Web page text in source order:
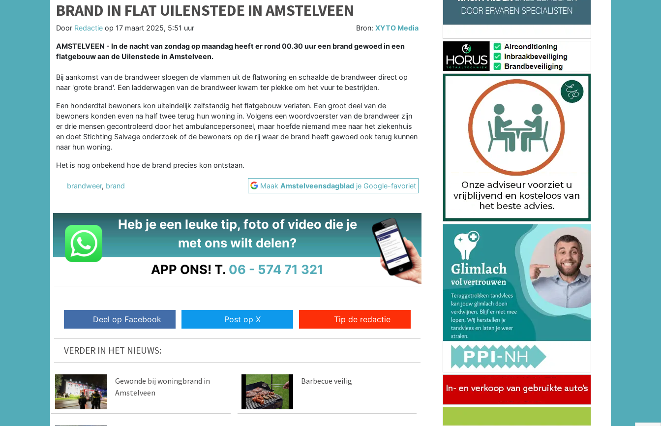
BRAND IN FLAT UILENSTEDE IN AMSTELVEEN
Door Redactie op 17 maart 2025, 5:51 uur Bron:XYTO Media
AMSTELVEEN - In de nacht van zondag op maandag heeft er rond 00.30 uur een brand gewoed in een
flatgebouw aan de Uilenstede in Amstelveen.
Bij aankomst van de brandweer sloegen de vlammen uit de flatwoning en schaalde de brandweer direct op
naar 'grote brand'. Een ladderwagen van de brandweer kwam ter plekke om het vuur te bestrijden.
Een honderdtal bewoners kon uiteindelijk zelfstandig het flatgebouw verlaten. Een groot deel van de
bewoners konden even na half twee terug hun woning in. Volgens een woordvoerster van de brandweer zijn
er drie mensen gecontroleerd door het ambulancepersoneel, maar hoefde niemand mee naar het ziekenhuis
en doet Stichting Salvage onderzoek of de bewoners op de rij waar de brand heeft gewoed ook terug kunnen
naar hun woning.
Het is nog onbekend hoe de brand precies kon ontstaan.
brandweer, brand MaakAmstelveensdagblad je Google-favoriet
Heb je een leuke tip, foto of video die je
met ons wilt delen?
APP ONS! T. 06 - 574 71 321
Deel op Facebook Post op X Tip de redactie
VERDER IN HET NIEUWS:
Gewonde bij woningbrand in
Amstelveen
Barbecue veilig